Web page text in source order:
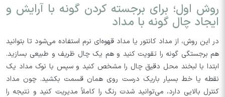
روش اول؛ برای برجسته کردن گونه با آرایش و
ایجاد چال گونه با مداد
در این روش، از مداد کانتور یا مداد قهوه‌ای نرم استفاده می‌شود تا بتوانید
هم برجستگی گونه را تقویت کنید و هم یک چال ظریف و طبیعی بسازید.
ابتدا با لبخند محل دقیق چال را مشخص کنید و سپس با نوک مداد یک
نقطه یا خط بسیار باریک درست روی همان قسمت بکشید. چون مداد
کنترل بالایی دارد، می‌توانید شدت رنگ را کاملاً مدیریت کنید و نتیجه را